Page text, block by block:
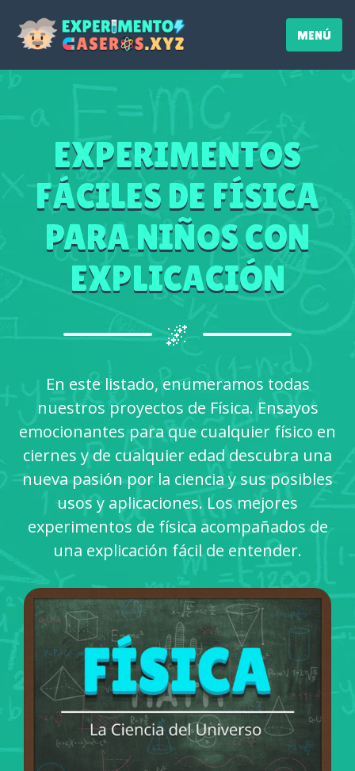
MENÚ
EXPERIMENTOS
FÁCILES DE FÍSICA
PARA NIÑOS CON
EXPLICACIÓN
🌌
En este listado, enumeramos todas
nuestros proyectos de Física. Ensayos
emocionantes para que cualquier físico en
ciernes y de cualquier edad descubra una
nueva pasión por la ciencia y sus posibles
usos y aplicaciones. Los mejores
experimentos de física acompañados de
una explicación fácil de entender.